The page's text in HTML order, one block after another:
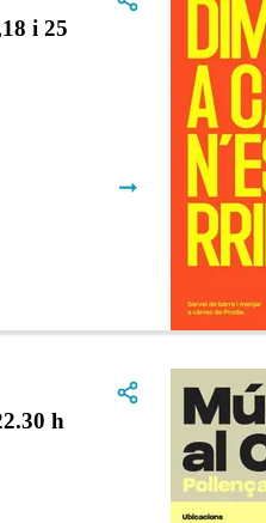
i 25
➞
h